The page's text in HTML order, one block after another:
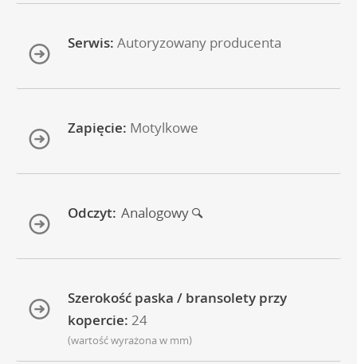
Serwis: Autoryzowany producenta
Zapięcie: Motylkowe
Odczyt: Analogowy
Szerokość paska / bransolety przy
kopercie: 24
(wartość wyrażona w mm)